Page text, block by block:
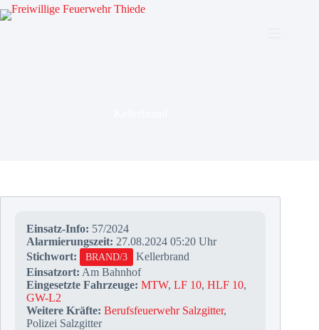
Zum
Inhalt
Einsatz-Info: 57/2024
Alarmierungszeit: 27.08.2024 05:20 Uhr
Stichwort:
BRAND/3
Kellerbrand
Einsatzort: Am Bahnhof
Eingesetzte Fahrzeuge: MTW, LF 10, HLF 10,
GW-L2
Weitere Kräfte: Berufsfeuerwehr Salzgitter,
Polizei Salzgitter